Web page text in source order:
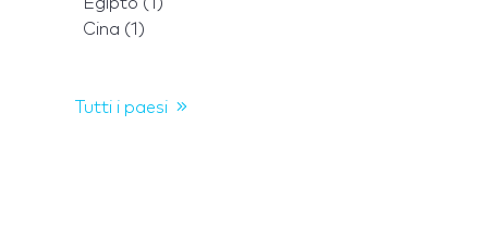
Cina (1)
Tutti i paesi